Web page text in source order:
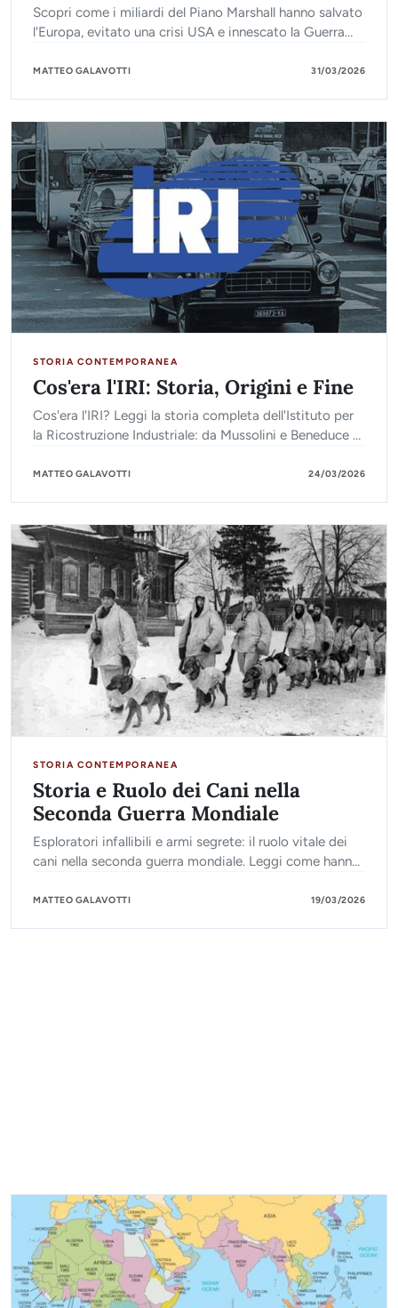
Scopri come i miliardi del Piano Marshall hanno salvato
l'Europa, evitato una crisi USA e innescato la Guerra
MATTEO GALAVOTTI 31/03/2026
STORIA CONTEMPORANEA
Cos'era l'IRI: Storia, Origini e Fine
Cos'era l'IRI? Leggi la storia completa dell'Istituto per
la Ricostruzione Industriale: da Mussolini e Beneduce al
MATTEO GALAVOTTI 24/03/2026
STORIA CONTEMPORANEA
Storia e Ruolo dei Cani nella
Seconda Guerra Mondiale
Esploratori infallibili e armi segrete: il ruolo vitale dei
cani nella seconda guerra mondiale. Leggi come hanno
MATTEO GALAVOTTI 19/03/2026